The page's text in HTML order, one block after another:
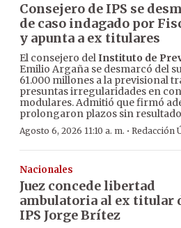
Consejero de IPS se
de caso indagado por
y apunta a ex titulares
El consejero delInstituto de
Emilio Argaña se desmarcó del
61.000 millones a la previsional
presuntas irregularidades en
modulares. Admitió que firmó
prolongaron plazos sin
Agosto 6, 2026 11:10 a. m. · Redacción
Nacionales
Juez concede libertad
ambulatoria al ex titular
IPS Jorge Brítez